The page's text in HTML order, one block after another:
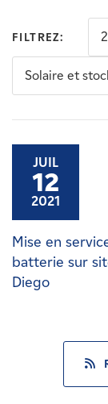
Nouvelles
Contactez-nous
FILTREZ:
Solaire et
JUIL
12
2021
Mise en
batterie sur
Diego